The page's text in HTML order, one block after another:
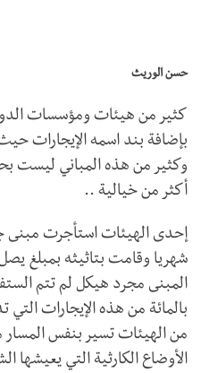
حسن الوريث
كثير من هيئات ومؤسسات
بإضافة بند اسمه الإيجارات
وكثير من هذه المباني ليست
أكثر من خيالية ..
إحدى الهيئات استأجرت مبنى
شهريا وقامت بتاثيثه بمبلغ
المبنى مجرد هيكل لم تتم
بالمائة من هذه الإيجارات
من الهيئات تسير بنفس
الأوضاع الكارثية التي يعيشها